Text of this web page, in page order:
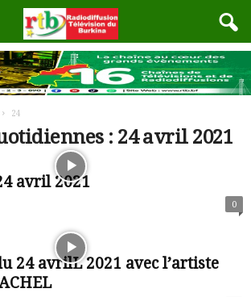
24
: 24 avril 2021
avril 2021
0
24 avrilL 2021 avec l’artiste